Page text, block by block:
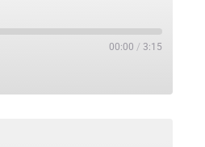
00:00 / 3:15